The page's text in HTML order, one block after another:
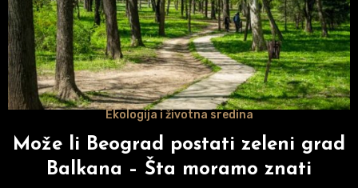
Ekologija i životna sredina
Može li Beograd postati zeleni grad
Balkana – Šta moramo znati